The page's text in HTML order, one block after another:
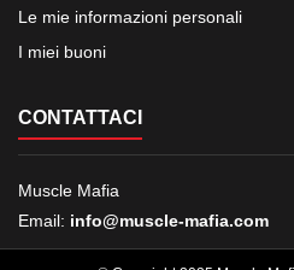
Le mie informazioni personali
I miei buoni
CONTATTACI
Muscle Mafia
Email: info@muscle-mafia.com